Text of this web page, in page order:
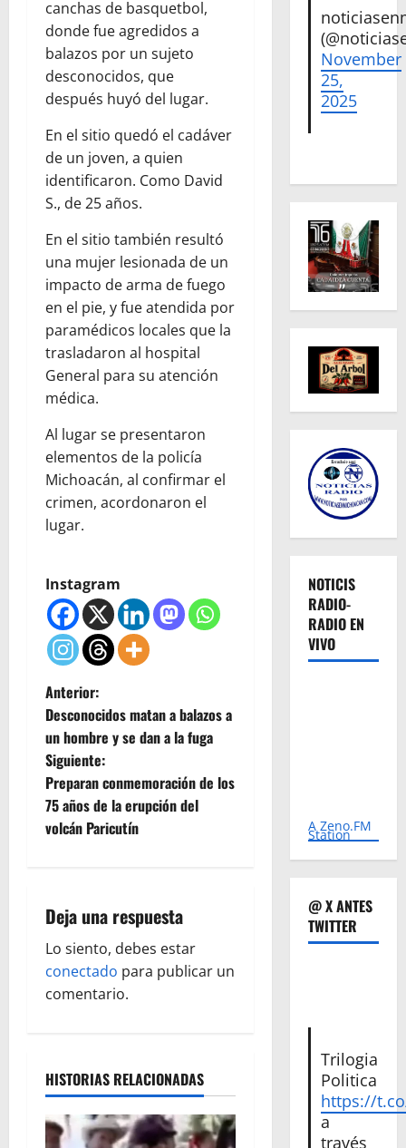
canchas de basquetbol,
donde fue agredidos a
balazos por un sujeto
desconocidos, que
después huyó del lugar.
En el sitio quedó el cadáver
de un joven, a quien
identificaron. Como David
S., de 25 años.
En el sitio también resultó
una mujer lesionada de un
impacto de arma de fuego
en el pie, y fue atendida por
paramédicos locales que la
trasladaron al hospital
General para su atención
médica.
Al lugar se presentaron
elementos de la policía
Michoacán, al confirmar el
crimen, acordonaron el
lugar.
Instagram
N
a
v
e
c
i
ó
d
e
Anterior:
Desconocidos matan a balazos a
un hombre y se dan a la fuga
Siguiente:
Preparan conmemoración de los
75 años de la erupción del
volcán Paricutín
Deja una respuesta
Lo siento, debes estar
conectado para publicar un
comentario.
HISTORIAS RELACIONADAS
November
25,
2025
NOTICIS
RADIO-
RADIO EN
VIVO
A Zeno.FM
Station
@ X ANTES
TWITTER
Trilogia
Politica
https://
a
través